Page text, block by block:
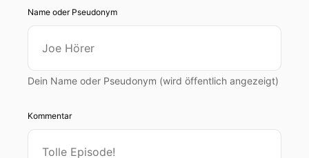
Name oder Pseudonym
Dein Name oder Pseudonym (wird öffentlich angezeigt)
Kommentar